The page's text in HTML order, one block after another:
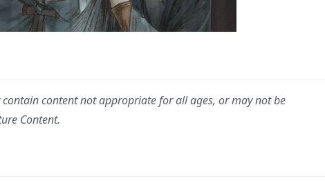
contain content not appropriate for all ages, or may not be
Content.